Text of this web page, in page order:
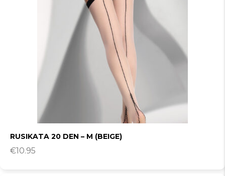
RUSIKATA 20 DEN – M (BEIGE)
€10.95